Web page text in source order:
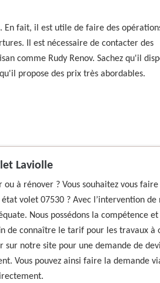
En fait, il est utile de faire des
Il est nécessaire de contacter des
comme Rudy Renov. Sachez qu'il
propose des prix très abordables.
Laviolle
ou à rénover ? Vous souhaitez vous
volet 07530 ? Avec l’intervention
Nous possédons la compétence
de connaître le tarif pour les travaux à
sur notre site pour une demande de
Vous pouvez ainsi faire la demande